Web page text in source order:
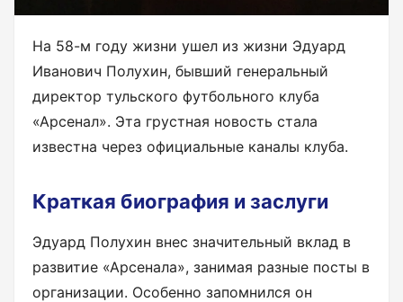
На 58-м году жизни ушел из жизни Эдуард
Иванович Полухин, бывший генеральный
директор тульского футбольного клуба
«Арсенал». Эта грустная новость стала
известна через официальные каналы клуба.
Краткая биография и заслуги
Эдуард Полухин внес значительный вклад в
развитие «Арсенала», занимая разные посты в
организации. Особенно запомнился он